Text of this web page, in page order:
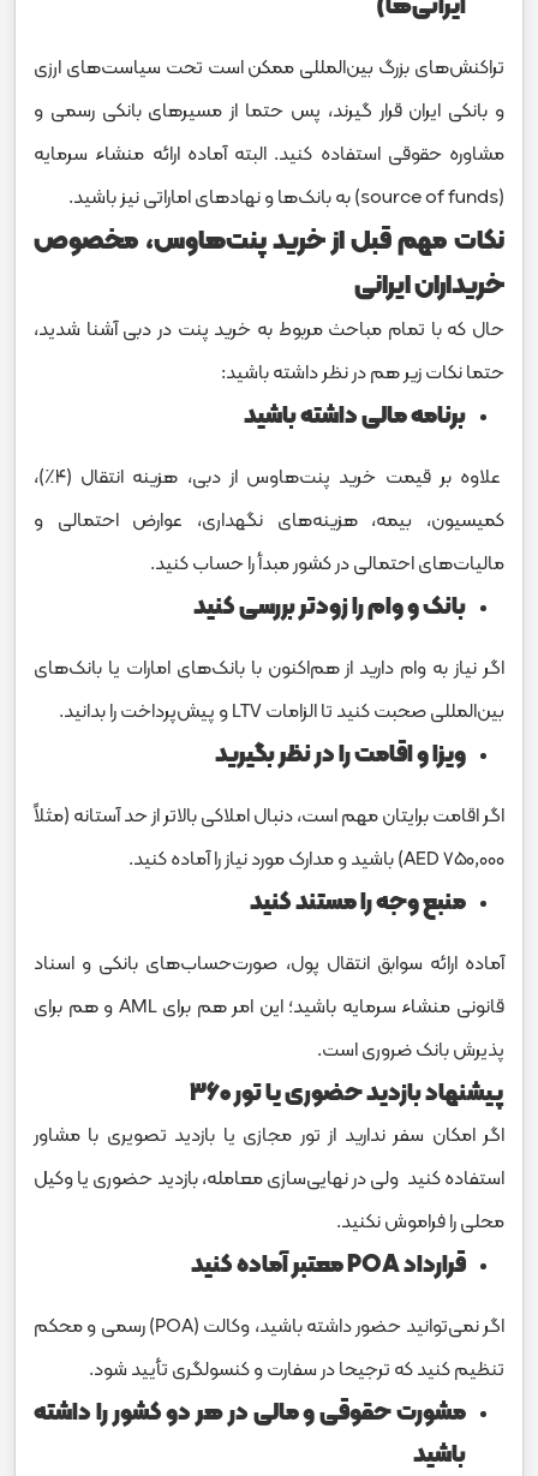
ایرانی‌ها)
تراکنش‌های بزرگ بین‌المللی ممکن است تحت سیاست‌های ارزی
و بانکی ایران قرار گیرند، پس حتما از مسیرهای بانکی رسمی و
مشاوره حقوقی استفاده کنید. البته آماده ارائه منشاء سرمایه
(source of funds) به بانک‌ها و نهادهای اماراتی نیز باشید.
نکات مهم قبل از خرید پنت‌هاوس، مخصوص
خریداران ایرانی
حال که با تمام مباحث مربوط به خرید پنت در دبی آشنا شدید،
حتما نکات زیر هم در نظر داشته باشید:
برنامه مالی داشته باشید
علاوه بر قیمت خرید پنت‌هاوس از دبی، هزینه انتقال (۴٪)،
کمیسیون، بیمه، هزینه‌های نگهداری، عوارض احتمالی و
مالیات‌های احتمالی در کشور مبدأ را حساب کنید.
بانک و وام را زودتر بررسی کنید
اگر نیاز به وام دارید از هم‌اکنون با بانک‌های امارات یا بانک‌های
بین‌المللی صحبت کنید تا الزامات LTV و پیش‌پرداخت را بدانید.
ویزا و اقامت را در نظر بگیرید
اگر اقامت برایتان مهم است، دنبال املاکی بالاتر از حد آستانه (مثلاً
۷۵۰,۰۰۰ AED) باشید و مدارک مورد نیاز را آماده کنید.
منبع وجه را مستند کنید
آماده ارائه سوابق انتقال پول، صورت‌حساب‌های بانکی و اسناد
قانونی منشاء سرمایه باشید؛ این امر هم برای AML و هم برای
پذیرش بانک ضروری است.
پیشنهاد بازدید حضوری یا تور ۳۶۰
اگر امکان سفر ندارید از تور مجازی یا بازدید تصویری با مشاور
استفاده کنید ولی در نهایی‌سازی معامله، بازدید حضوری یا وکیل
محلی را فراموش نکنید.
قرارداد POA معتبر آماده کنید
اگر نمی‌توانید حضور داشته باشید، وکالت (POA) رسمی و محکم
تنظیم کنید که ترجیحا در سفارت و کنسولگری تأیید شود.
مشورت حقوقی و مالی در هر دو کشور را داشته
باشید